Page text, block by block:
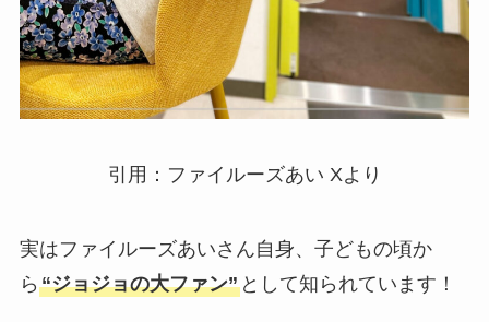
引用：ファイルーズあい Xより
実はファイルーズあいさん自身、子どもの頃か
ら “ジョジョの大ファン”として知られています！